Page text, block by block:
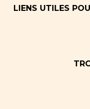
LIENS UTILES